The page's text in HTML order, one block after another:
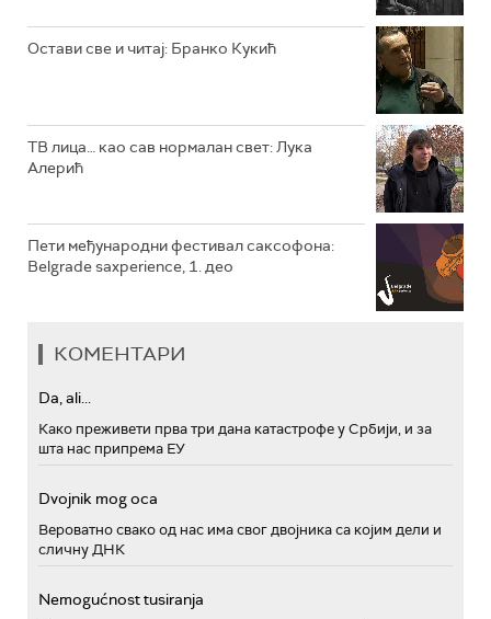
Остави све и читај: Бранко Кукић
ТВ лица… као сав нормалан свет: Лука
Алерић
Пети међународни фестивал саксофона:
Belgrade saxperience, 1. део
КОМЕНТАРИ
Da, ali...
Како преживети прва три дана катастрофе у Србији, и за
шта нас припрема ЕУ
Dvojnik mog oca
Вероватно свако од нас има свог двојника са којим дели и
сличну ДНК
Nemogućnost tusiranja